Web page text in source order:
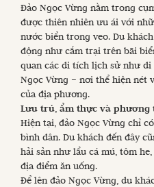
Đảo Ngọc Vừng nằm trong
được thiên nhiên ưu ái với
nước biển trong veo. Du
động như cắm trại trên bãi
quan các di tích lịch sử như
Ngọc Vừng – nơi thể hiện nét
của địa phương.
Lưu trú, ẩm thực và phương
Hiện tại, đảo Ngọc Vừng chỉ
bình dân. Du khách đến đây
hải sản như lẩu cá mú, tôm
địa điểm ăn uống.
Để lên đảo Ngọc Vừng, du